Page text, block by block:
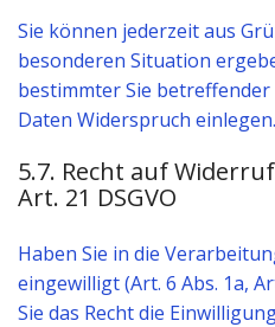
Sie können jederzeit aus
besonderen Situation
bestimmter Sie
Daten Widerspruch einlegen.
5.7. Recht auf
Art. 21 DSGVO
Haben Sie in die
eingewilligt (Art. 6 Abs. 1a,
Sie das Recht die